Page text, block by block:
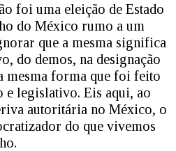
foi uma eleição de Estado
do México rumo a um
que a mesma significa
do demos, na designação
mesma forma que foi feito
e legislativo. Eis aqui, ao
autoritária no México, o
do que vivemos